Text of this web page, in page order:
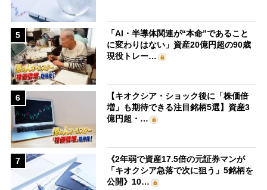
5
「AI・半導体関連が“本命”であること
に変わりはない」資産20億円超の90歳
現役トレー…
6
【キオクシア・ショック後に「株価倍
増」も期待できる注目銘柄5選】資産3
億円超・…
7
《2年弱で資産17.5倍の元証券マンが
「キオクシア急落で次に狙う」5銘柄を
公開》10…